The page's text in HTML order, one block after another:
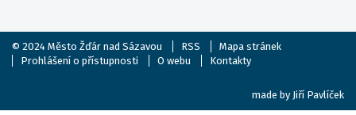
© 2024 Město Žďár nad Sázavou RSS
Mapa stránek
Prohlášení o přístupnosti
O webu Kontakty
made by Jiří Pavlíček